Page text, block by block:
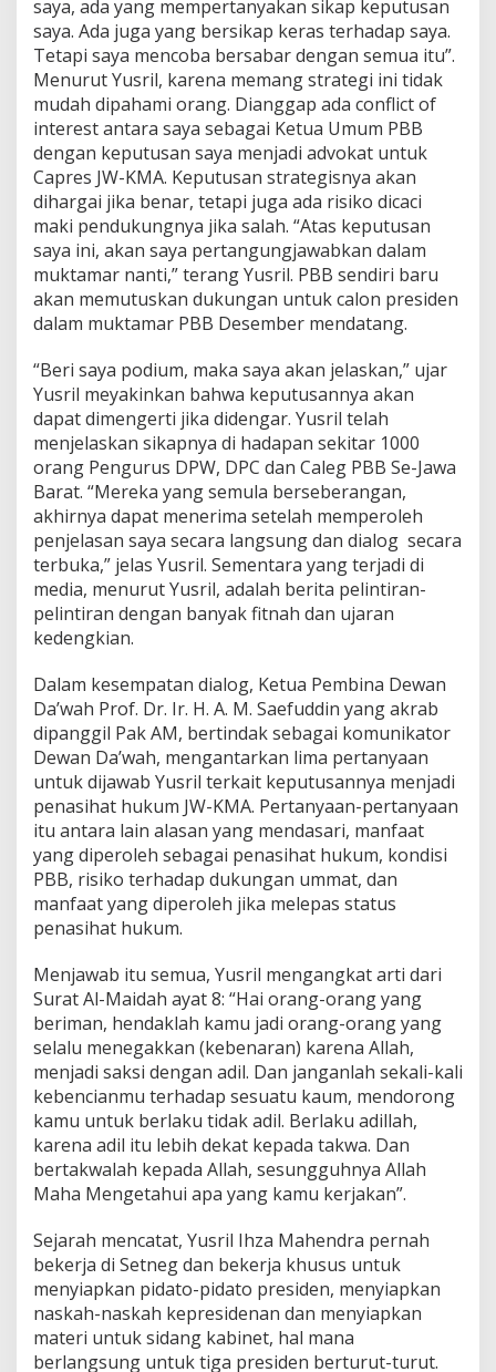
saya, ada yang mempertanyakan sikap keputusan
saya. Ada juga yang bersikap keras terhadap saya.
Tetapi saya mencoba bersabar dengan semua itu”.
Menurut Yusril, karena memang strategi ini tidak
mudah dipahami orang. Dianggap ada conflict of
interest antara saya sebagai Ketua Umum PBB
dengan keputusan saya menjadi advokat untuk
Capres JW-KMA. Keputusan strategisnya akan
dihargai jika benar, tetapi juga ada risiko dicaci
maki pendukungnya jika salah. “Atas keputusan
saya ini, akan saya pertangungjawabkan dalam
muktamar nanti,” terang Yusril. PBB sendiri baru
akan memutuskan dukungan untuk calon presiden
dalam muktamar PBB Desember mendatang.
“Beri saya podium, maka saya akan jelaskan,” ujar
Yusril meyakinkan bahwa keputusannya akan
dapat dimengerti jika didengar. Yusril telah
menjelaskan sikapnya di hadapan sekitar 1000
orang Pengurus DPW, DPC dan Caleg PBB Se-Jawa
Barat. “Mereka yang semula berseberangan,
akhirnya dapat menerima setelah memperoleh
penjelasan saya secara langsung dan dialog secara
terbuka,” jelas Yusril. Sementara yang terjadi di
media, menurut Yusril, adalah berita pelintiran-
pelintiran dengan banyak fitnah dan ujaran
kedengkian.
Dalam kesempatan dialog, Ketua Pembina Dewan
Da’wah Prof. Dr. Ir. H. A. M. Saefuddin yang akrab
dipanggil Pak AM, bertindak sebagai komunikator
Dewan Da’wah, mengantarkan lima pertanyaan
untuk dijawab Yusril terkait keputusannya menjadi
penasihat hukum JW-KMA. Pertanyaan-pertanyaan
itu antara lain alasan yang mendasari, manfaat
yang diperoleh sebagai penasihat hukum, kondisi
PBB, risiko terhadap dukungan ummat, dan
manfaat yang diperoleh jika melepas status
penasihat hukum.
Menjawab itu semua, Yusril mengangkat arti dari
Surat Al-Maidah ayat 8: “Hai orang-orang yang
beriman, hendaklah kamu jadi orang-orang yang
selalu menegakkan (kebenaran) karena Allah,
menjadi saksi dengan adil. Dan janganlah sekali-kali
kebencianmu terhadap sesuatu kaum, mendorong
kamu untuk berlaku tidak adil. Berlaku adillah,
karena adil itu lebih dekat kepada takwa. Dan
bertakwalah kepada Allah, sesungguhnya Allah
Maha Mengetahui apa yang kamu kerjakan”.
Sejarah mencatat, Yusril Ihza Mahendra pernah
bekerja di Setneg dan bekerja khusus untuk
menyiapkan pidato-pidato presiden, menyiapkan
naskah-naskah kepresidenan dan menyiapkan
materi untuk sidang kabinet, hal mana
berlangsung untuk tiga presiden berturut-turut.